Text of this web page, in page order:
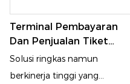
Pemindai Kode QR,
Pembaca Sidik Jari ✅ Opsi
Sistem Ganda: Android 11 /
Windows 10/11 untuk
Terminal Pembayaran
Dan Penjualan Tiket
Parkir Mandiri 15 Inci
Solusi ringkas namun
berkinerja tinggi yang